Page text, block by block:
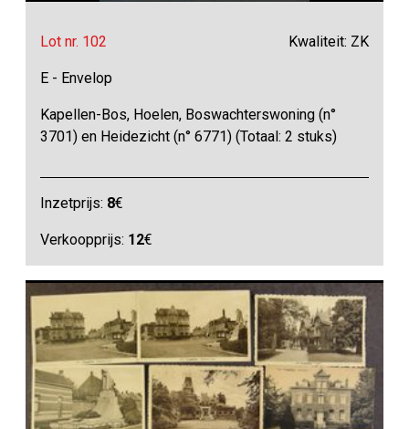
Lot nr. 102 Kwaliteit: ZK
E - Envelop
Kapellen-Bos, Hoelen, Boswachterswoning (n°
3701) en Heidezicht (n° 6771) (Totaal: 2 stuks)
Inzetprijs: 8€
Verkoopprijs: 12€